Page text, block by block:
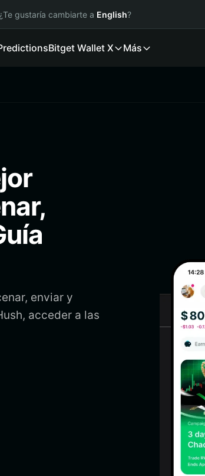
gustaría cambiarte a English?
Bitget Wallet X Más
enviar y
acceder a las